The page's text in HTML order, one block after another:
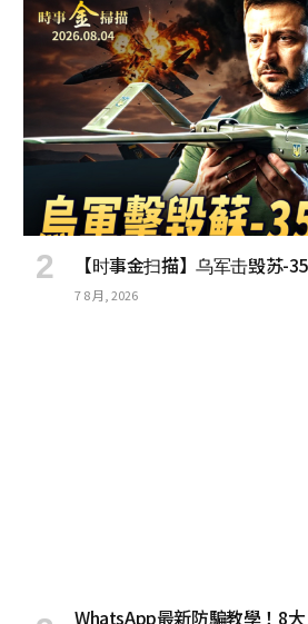
【时事金扫描】乌军击毁苏-
7 8 月, 2026
WhatsApp最新防騙教學！8